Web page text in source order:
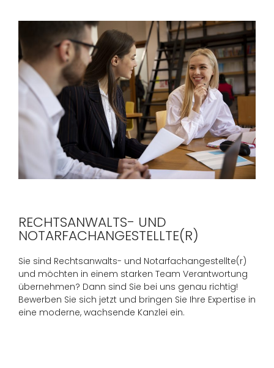
RECHTSANWALTS- UND
NOTARFACHANGESTELLTE(R)
Sie sind Rechtsanwalts- und Notarfachangestellte(r)
und möchten in einem starken Team Verantwortung
übernehmen? Dann sind Sie bei uns genau richtig!
Bewerben Sie sich jetzt und bringen Sie Ihre Expertise in
eine moderne, wachsende Kanzlei ein.